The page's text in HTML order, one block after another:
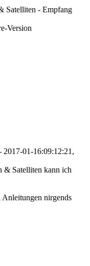
Satelliten - Empfang
Version
01-16:09:12:21,
& Satelliten kann ich
nirgends